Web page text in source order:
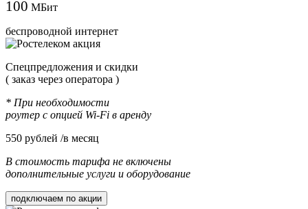
100 МБит
беспроводной интернет
Cпецпредложения и скидки
( заказ через оператора )
* При необходимости
роутер с опцией Wi-Fi в аренду
550 рублей /в месяц
В стоимость тарифа не включены
дополнительные услуги и оборудование
подключаем по акции